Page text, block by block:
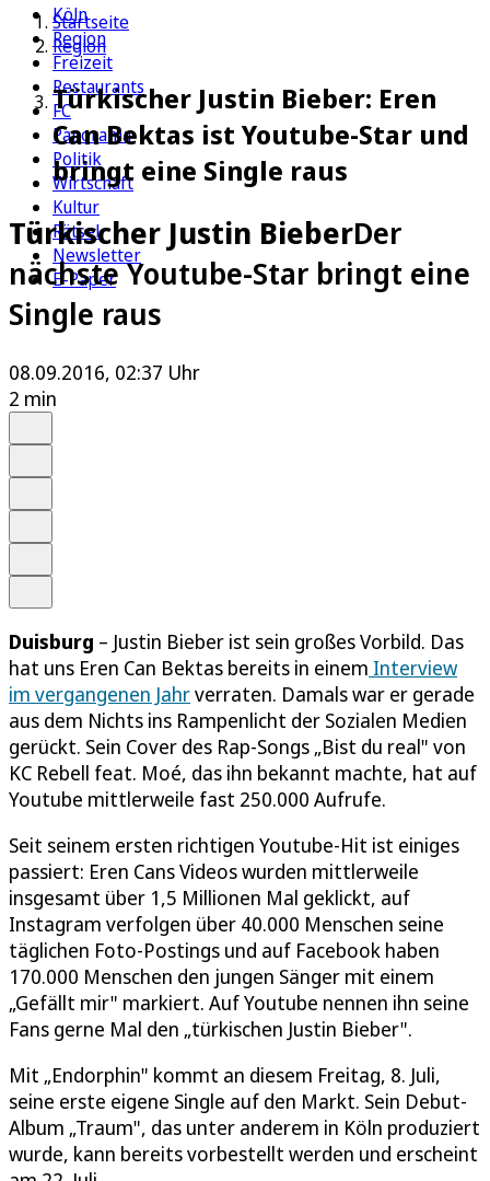
Köln
Region
Freizeit
Restaurants
FC
Panorama
Politik
Wirtschaft
Kultur
Rätsel
Newsletter
E-Paper
Startseite
Region
Türkischer Justin Bieber: Eren
Can Bektas ist Youtube-Star und
bringt eine Single raus
Türkischer Justin BieberDer
nächste Youtube-Star bringt eine
Single raus
08.09.2016, 02:37 Uhr
2 min
Duisburg – Justin Bieber ist sein großes Vorbild. Das
hat uns Eren Can Bektas bereits in einem Interview
im vergangenen Jahrverraten. Damals war er gerade
aus dem Nichts ins Rampenlicht der Sozialen Medien
gerückt. Sein Cover des Rap-Songs „Bist du real" von
KC Rebell feat. Moé, das ihn bekannt machte, hat auf
Youtube mittlerweile fast 250.000 Aufrufe.
Seit seinem ersten richtigen Youtube-Hit ist einiges
passiert: Eren Cans Videos wurden mittlerweile
insgesamt über 1,5 Millionen Mal geklickt, auf
Instagram verfolgen über 40.000 Menschen seine
täglichen Foto-Postings und auf Facebook haben
170.000 Menschen den jungen Sänger mit einem
„Gefällt mir" markiert. Auf Youtube nennen ihn seine
Fans gerne Mal den „türkischen Justin Bieber".
Mit „Endorphin" kommt an diesem Freitag, 8. Juli,
seine erste eigene Single auf den Markt. Sein Debut-
Album „Traum", das unter anderem in Köln produziert
wurde, kann bereits vorbestellt werden und erscheint